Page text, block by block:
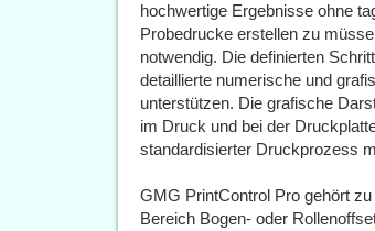
hochwertige Ergebnisse ohne
Probedrucke erstellen zu
notwendig. Die definierten
detaillierte numerische und
unterstützen. Die grafische
im Druck und bei der
standardisierter Druckprozess
GMG PrintControl Pro gehört
Bereich Bogen- oder